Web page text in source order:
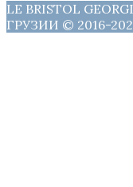
LE BRISTOL
ГРУЗИИ © 2016-